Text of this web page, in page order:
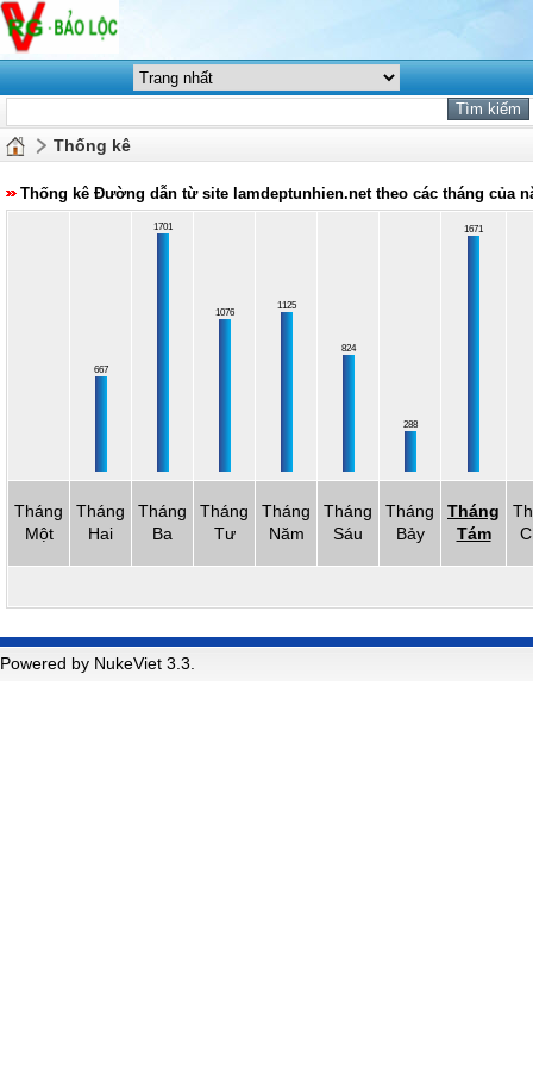
Thống kê
Thống kê Đường dẫn từ site lamdeptunhien.net theo các tháng của
667
1701
1076
1125
824
288
1671
Tháng
Một
Tháng
Hai
Tháng
Ba
Tháng
Tư
Tháng
Năm
Tháng
Sáu
Tháng
Bảy
Tháng
Tám
Powered by NukeViet 3.3.